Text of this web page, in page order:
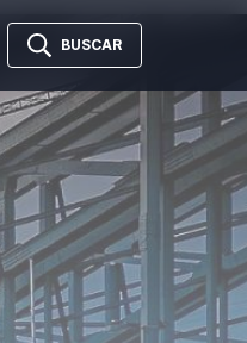
BUSCAR